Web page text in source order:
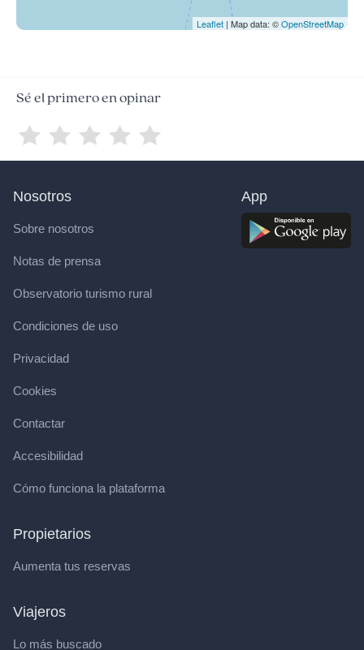
Leaflet | Map data: ©OpenStreetMap
Sé el primero en opinar
Nosotros
Sobre nosotros
Notas de prensa
Observatorio turismo rural
Condiciones de uso
Privacidad
Cookies
Contactar
Accesibilidad
Cómo funciona la plataforma
Propietarios
Aumenta tus reservas
Viajeros
Lo más buscado
App